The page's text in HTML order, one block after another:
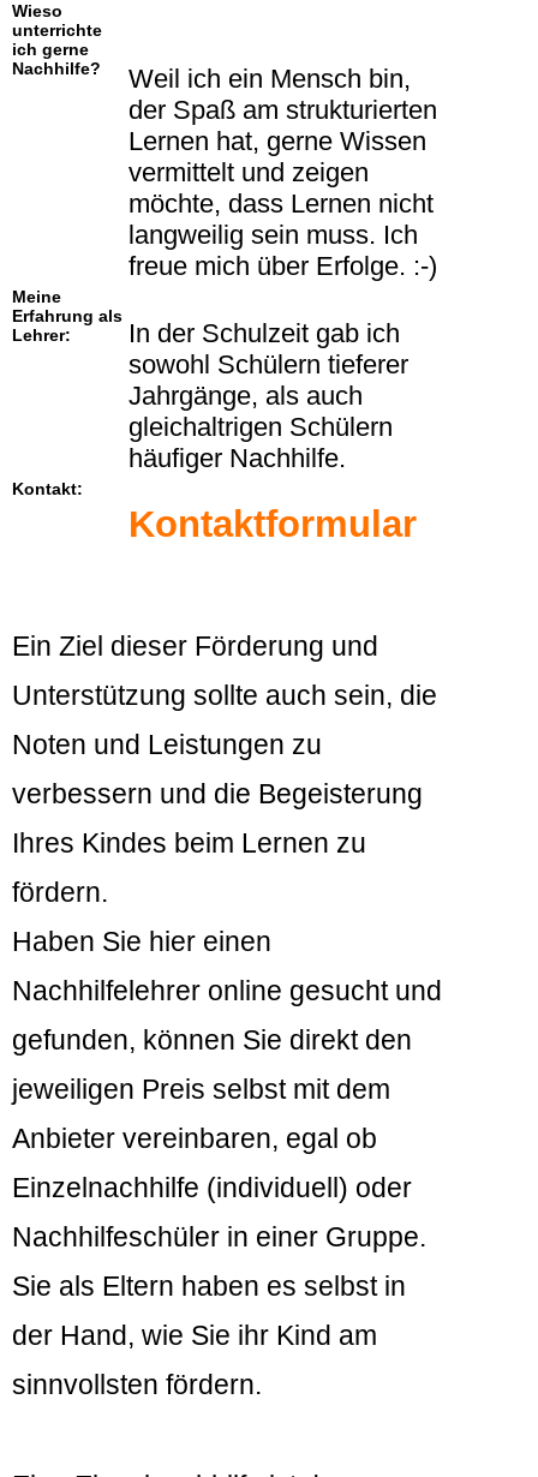
Wieso
unterrichte
ich gerne
Nachhilfe?
Weil ich ein Mensch bin,
der Spaß am strukturierten
Lernen hat, gerne Wissen
vermittelt und zeigen
möchte, dass Lernen nicht
langweilig sein muss. Ich
freue mich über Erfolge. :-)
Meine
Erfahrung als
Lehrer:
In der Schulzeit gab ich
sowohl Schülern tieferer
Jahrgänge, als auch
gleichaltrigen Schülern
häufiger Nachhilfe.
Kontakt:
Kontaktformular
Ein Ziel dieser Förderung und
Unterstützung sollte auch sein, die
Noten und Leistungen zu
verbessern und die Begeisterung
Ihres Kindes beim Lernen zu
fördern.
Haben Sie hier einen
Nachhilfelehrer online gesucht und
gefunden, können Sie direkt den
jeweiligen Preis selbst mit dem
Anbieter vereinbaren, egal ob
Einzelnachhilfe (individuell) oder
Nachhilfeschüler in einer Gruppe.
Sie als Eltern haben es selbst in
der Hand, wie Sie ihr Kind am
sinnvollsten fördern.